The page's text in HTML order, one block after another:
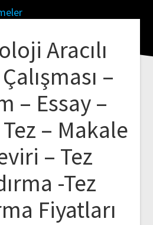
Aracılı
–
– Essay –
– Makale
– Tez
-Tez
Fiyatları